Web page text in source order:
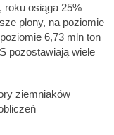
roku osiąga 25%
plony, na poziomie
6,73 mln ton
pozostawiają wiele
ziemniaków